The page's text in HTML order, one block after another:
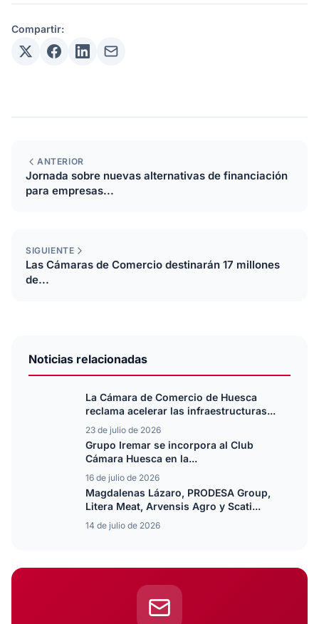
Compartir:
ANTERIOR
Jornada sobre nuevas alternativas de financiación
para empresas...
SIGUIENTE
Las Cámaras de Comercio destinarán 17 millones
de...
Noticias relacionadas
La Cámara de Comercio de Huesca
reclama acelerar las infraestructuras...
23 de julio de 2026
Grupo Iremar se incorpora al Club
Cámara Huesca en la...
16 de julio de 2026
Magdalenas Lázaro, PRODESA Group,
Litera Meat, Arvensis Agro y Scati...
14 de julio de 2026